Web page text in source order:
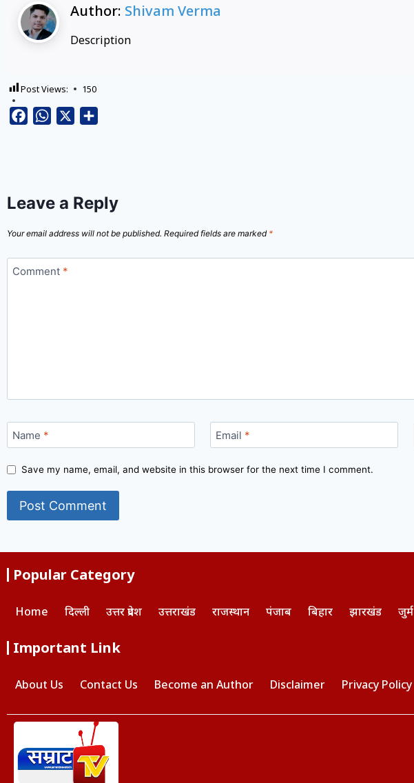
Author: Shivam Verma
Description
Post Views: 150
FacebookWhatsApp
Leave a Reply
Your email address will not be published. Required fields are marked *
Comment *
Name * Email *
Save my name, email, and website in this browser for the next time I comment.
Popular Category
Home दिल्ली उत्तर प्रदेश उत्तराखंड राजस्थान पंजाब बिहार झारखंड जुर्म
Important Link
About Us Contact Us Become an Author Disclaimer Privacy Policy